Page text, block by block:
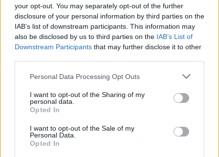
your opt-out. You may separately opt-out of the further
disclosure of your personal information by third parties on the
IAB’s list of downstream participants. This information may
also be disclosed by us to third parties on the IAB’s List of
Downstream Participants that may further disclose it to other
Please note that this website/app uses one or more Google
not limited to your visit or usage behaviour. You may click to
grant or deny consent to Google and its third-party tags to
use your data for below specified purposes in below Google
consent section.
Personal Data Processing Opt Outs
I want to opt-out of the Sharing of my
personal data.
Opted In
I want to opt-out of the Sale of my
Personal Data.
Opted In
Nagy öröm a High On Fire-rajongóknak, hogy bő 15
év után ismét klubkoncertet ad Magyarországon a